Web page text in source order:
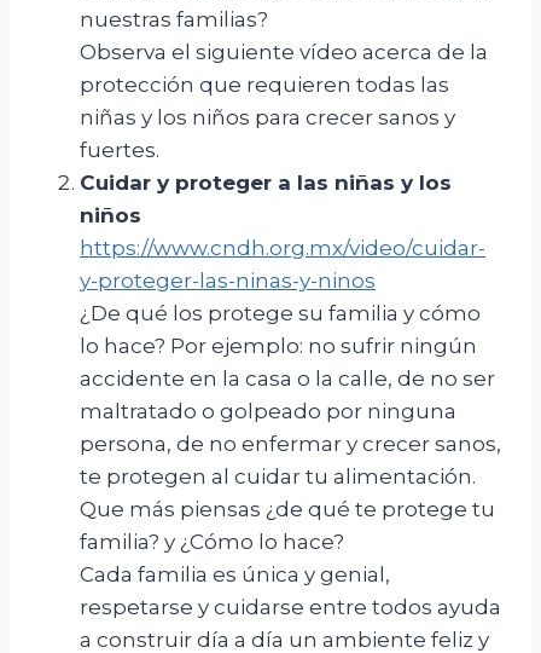
nuestras familias?
Observa el siguiente vídeo acerca de la
protección que requieren todas las
niñas y los niños para crecer sanos y
fuertes.
Cuidar y proteger a las niñas y los
niños
https://www.cndh.org.mx/video/cuidar-
y-proteger-las-ninas-y-ninos
¿De qué los protege su familia y cómo
lo hace? Por ejemplo: no sufrir ningún
accidente en la casa o la calle, de no ser
maltratado o golpeado por ninguna
persona, de no enfermar y crecer sanos,
te protegen al cuidar tu alimentación.
Que más piensas ¿de qué te protege tu
familia? y ¿Cómo lo hace?
Cada familia es única y genial,
respetarse y cuidarse entre todos ayuda
a construir día a día un ambiente feliz y